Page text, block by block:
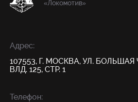
«Локомотив»
Адрес:
107553, Г. МОСКВА, УЛ.
ВЛД. 125, СТР. 1
Телефон: